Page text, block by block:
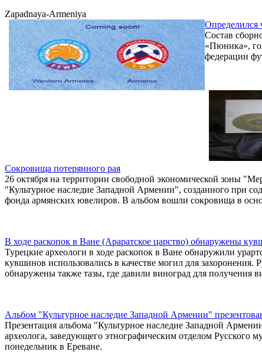
Zapadnaya-Armeniya
Определился
Состав
«Пюника»,
федерации
Сокровища потерянного рая
26 октября на территории свободной экономической зоны
"Культурное наследие Западной Армении", созданного при
фонда армянских ювелиров. В альбом вошли сокровища в
В ходе раскопок в Ване (Араратское царство) обнаружены
Турецкие археологи в ходе раскопок в Ване обнаружили
кувшинов использовались в качестве могил для захоронения.
обнаружены также тазы, где давили виноград для получения
Альбом "Культурное наследие Западной Армении"
Презентация альбома "Культурное наследие Западной
археолога, заведующего этнографическим отделом Русского
понедельник в Ереване.